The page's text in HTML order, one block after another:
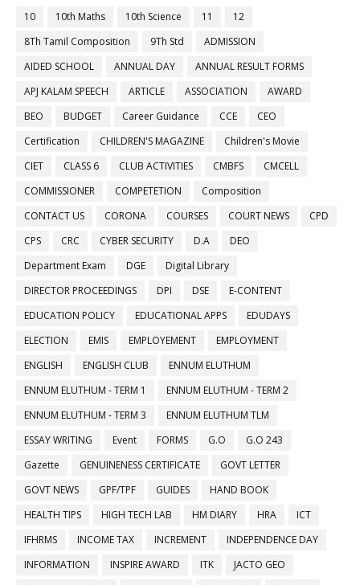
10 10th Maths 10th Science 11
12
8Th Tamil Composition
9Th Std
ADMISSION
AIDED SCHOOL
ANNUAL DAY
ANNUAL RESULT FORMS
APJ KALAM SPEECH
ARTICLE ASSOCIATION
AWARD
BEO
BUDGET Career Guidance CCE
CEO
Certification
CHILDREN'S MAGAZINE
Children's Movie
CIET
CLASS 6 CLUB ACTIVITIES CMBFS
CMCELL
COMMISSIONER
COMPETETION
Composition
CONTACT US
CORONA COURSES COURT NEWS
CPD
CPS
CRC CYBER SECURITY D.A
DEO
Department Exam
DGE
Digital Library
DIRECTOR PROCEEDINGS
DPI DSE
E-CONTENT
EDUCATION POLICY
EDUCATIONAL APPS
EDUDAYS
ELECTION
EMIS EMPLOYEMENT
EMPLOYMENT
ENGLISH
ENGLISH CLUB
ENNUM ELUTHUM
ENNUM ELUTHUM - TERM 1
ENNUM ELUTHUM - TERM 2
ENNUM ELUTHUM - TERM 3
ENNUM ELUTHUM TLM
ESSAY WRITING
Event FORMS G.O
G.O 243
Gazette
GENUINENESS CERTIFICATE
GOVT LETTER
GOVT NEWS
GPF/TPF GUIDES
HAND BOOK
HEALTH TIPS
HIGH TECH LAB HM DIARY HRA
ICT
IFHRMS
INCOME TAX INCREMENT
INDEPENDENCE DAY
INFORMATION
INSPIRE AWARD ITK
JACTO GEO